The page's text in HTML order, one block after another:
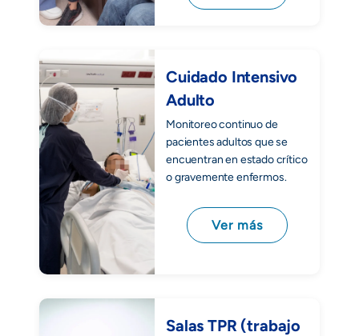
Cuidado Intensivo
Adulto
Monitoreo continuo de
pacientes adultos que se
encuentran en estado crítico
o gravemente enfermos.
Ver más
Salas TPR (trabajo